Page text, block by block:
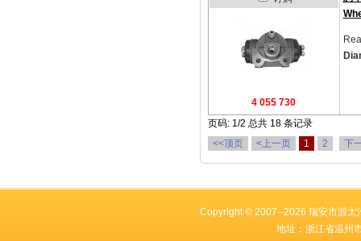
4 055 730
页码: 1/2 总共 18 条记录
<<顶页
<上一页 1 2 下
Copyright © 2007--2026 瑞安市源
地址：浙江省温州